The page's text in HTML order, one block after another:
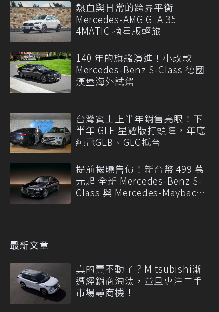
熱血與日常的跨界平衡
Mercedes-AMG GLA 35
4MATIC 摘星版輕旅
140 年的旗艦演進！小改款
Mercedes-Benz S-Class 德國
漢堡海外試駕
台灣賓士上半年銷售亮眼！下
半年 GLE 星耀版打頭陣，年底
純電GLB、GLC抵台
提前揭曉售價！新台幣 499 萬
元起 全新 Mercedes-Benz S-
Class 與 Mercedes-Maybach
最新文章
真的賣不動了？Mitsubishi漸
遭經銷商淘汰，並且專注二手
市場尋商機！